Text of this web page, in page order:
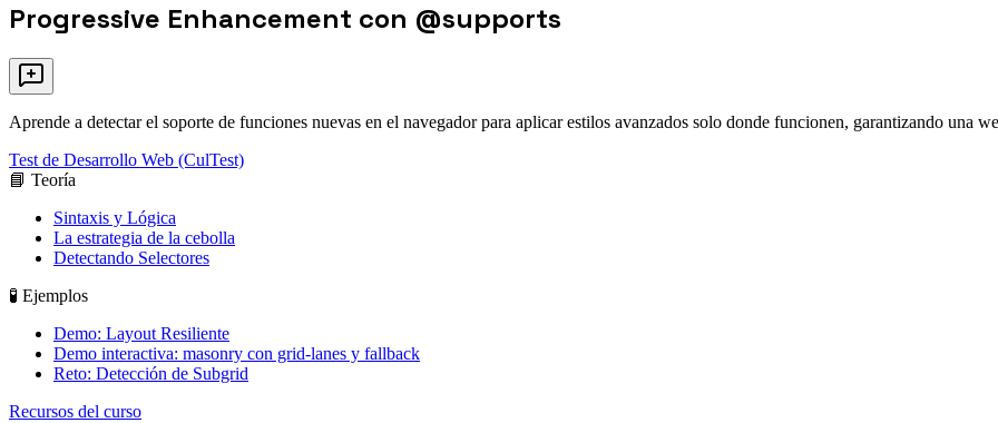
Progressive Enhancement con @supports
Aprende a detectar el soporte de funciones nuevas en el navegador para aplicar estilos avanzados solo donde funcionen, garantizando una
Test de Desarrollo Web (CulTest)
📘 Teoría
Sintaxis y Lógica
La estrategia de la cebolla
Detectando Selectores
🧪 Ejemplos
Demo: Layout Resiliente
Demo interactiva: masonry con grid-lanes y fallback
Reto: Detección de Subgrid
Recursos del curso